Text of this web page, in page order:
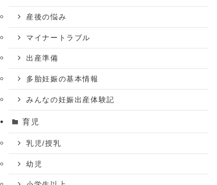
産後の悩み
マイナートラブル
出産準備
多胎妊娠の基本情報
みんなの妊娠出産体験記
育児
乳児/授乳
幼児